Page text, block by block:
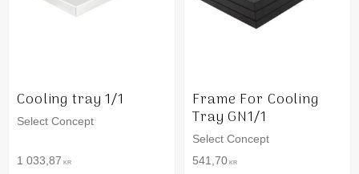
Cooling tray 1/1
Select Concept
1 033,87 KR
Frame For Cooling
Tray GN1/1
Select Concept
541,70 KR